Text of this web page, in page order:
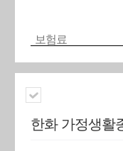
보험료
한화 가정생활